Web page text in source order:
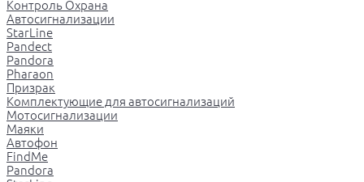
Контроль Охрана
Автосигнализации
StarLine
Pandect
Pandora
Pharaon
Призрак
Комплектующие для автосигнализаций
Мотосигнализации
Маяки
Автофон
FindMe
Pandora